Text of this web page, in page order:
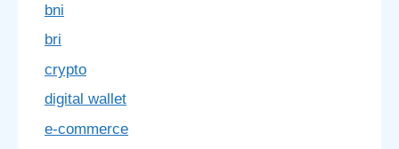
bni
bri
crypto
digital wallet
e-commerce